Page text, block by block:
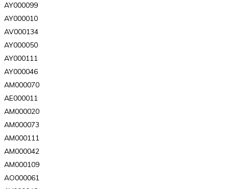
AY000099
AY000010
AV000134
AY000050
AY000111
AY000046
AM000070
AE000011
AM000020
AM000073
AM000111
AM000042
AM000109
AO000061